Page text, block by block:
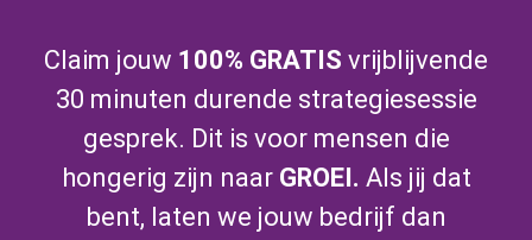
Claim jouw 100% GRATIS vrijblijvende
30 minuten durende strategiesessie
gesprek. Dit is voor mensen die
hongerig zijn naar GROEI. Als jij dat
bent, laten we jouw bedrijf dan